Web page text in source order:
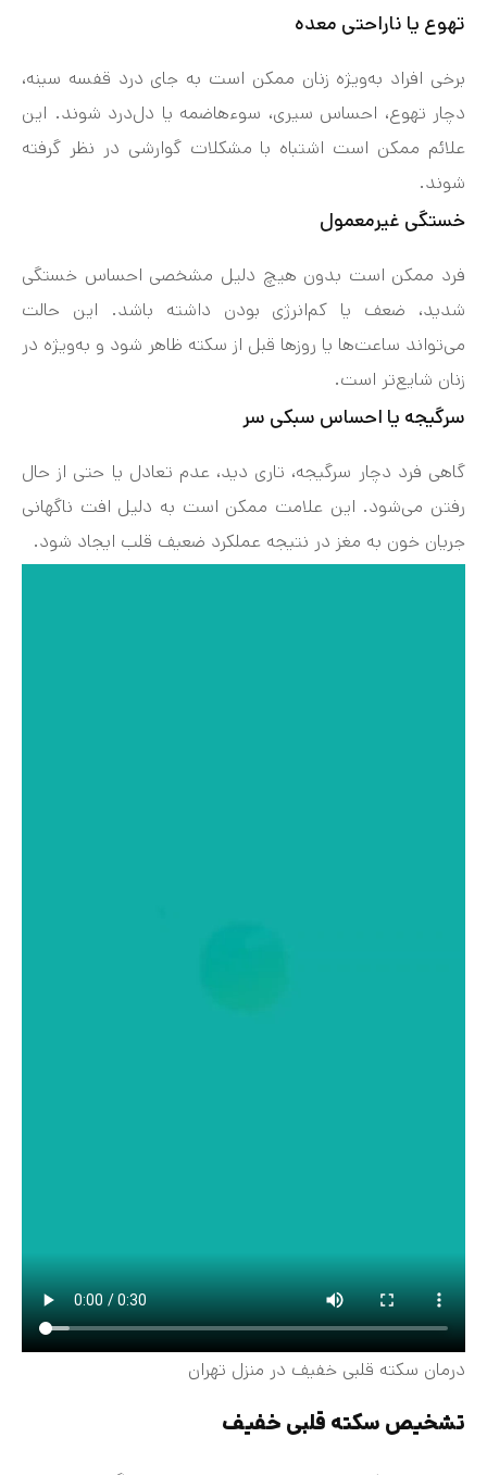
تهوع یا ناراحتی معده
برخی افراد به‌ویژه زنان ممکن است به جای درد قفسه سینه،
دچار تهوع، احساس سیری، سوءهاضمه یا دل‌درد شوند. این
علائم ممکن است اشتباه با مشکلات گوارشی در نظر گرفته
شوند.
خستگی غیرمعمول
فرد ممکن است بدون هیچ دلیل مشخصی احساس خستگی
شدید، ضعف یا کم‌انرژی بودن داشته باشد. این حالت
می‌تواند ساعت‌ها یا روزها قبل از سکته ظاهر شود و به‌ویژه در
زنان شایع‌تر است.
سرگیجه یا احساس سبکی سر
گاهی فرد دچار سرگیجه، تاری دید، عدم تعادل یا حتی از حال
رفتن می‌شود. این علامت ممکن است به دلیل افت ناگهانی
جریان خون به مغز در نتیجه عملکرد ضعیف قلب ایجاد شود.
درمان سکته قلبی خفیف در منزل تهران
تشخیص سکته قلبی خفیف